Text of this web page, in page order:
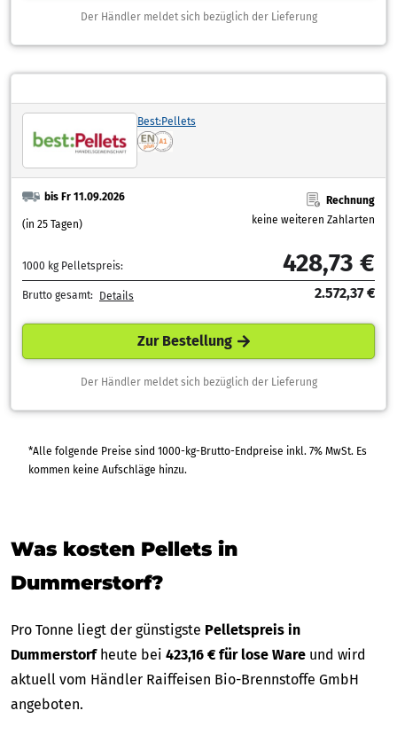
Der Händler meldet sich bezüglich der Lieferung
Best:Pellets
bis Fr 11.09.2026
(in 25 Tagen)
Rechnung
keine weiteren Zahlarten
1000 kg Pelletspreis: 428,73 €
Brutto gesamt: Details 2.572,37 €
Zur Bestellung
Der Händler meldet sich bezüglich der Lieferung
*Alle folgende Preise sind 1000-kg-Brutto-Endpreise inkl. 7% MwSt. Es
kommen keine Aufschläge hinzu.
Was kosten Pellets in
Dummerstorf?
Pro Tonne liegt der günstigste Pelletspreis in
Dummerstorf heute bei 423,16 € für lose Ware und wird
aktuell vom Händler Raiffeisen Bio-Brennstoffe GmbH
angeboten.